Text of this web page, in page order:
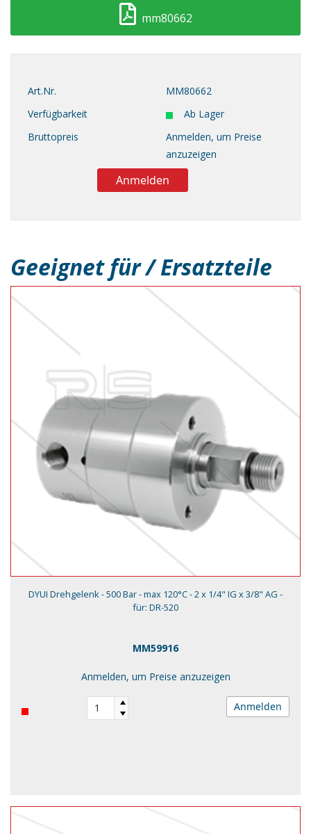
mm80662
Art.Nr.
MM80662
Verfügbarkeit
Ab Lager
Bruttopreis
Anmelden, um Preise
anzuzeigen
Anmelden
Geeignet für / Ersatzteile
DYUI Drehgelenk - 500 Bar - max 120°C - 2 x 1/4" IG x 3/8" AG -
für: DR-520
MM59916
Anmelden, um Preise anzuzeigen
Anmelden